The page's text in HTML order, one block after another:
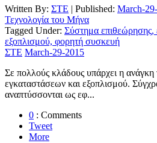
Written By: ΣΤΕ | Published: March-
Τεχνολογία του Μήνα
Tagged Under: Σύστημα επιθεώρησης,
εξοπλισμού, φορητή συσκευή
ΣΤΕ March-29-2015
Σε πολλούς κλάδους υπάρχει η
εγκαταστάσεων και εξοπλισμού.
αναπτύσσονται ως εφ...
0 : Comments
Tweet
More